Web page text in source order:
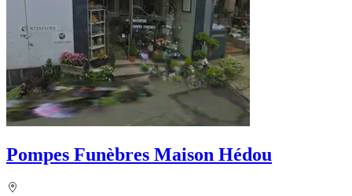
Pompes Funèbres Maison Hédou